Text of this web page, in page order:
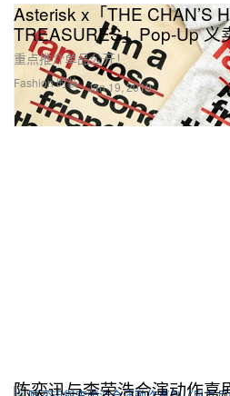
Fashion 时装
Asterisk x「THE CHAN’S
TREASURES」Pop-Up 义
重点推介单品公开！
Jan 19, 2019
陈奕迅与李荣浩合演动作喜